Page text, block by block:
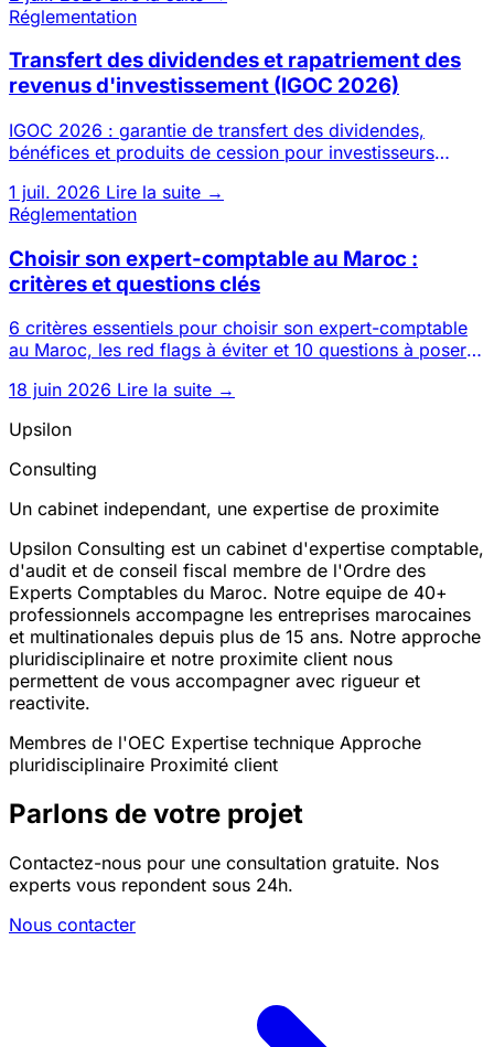
Réglementation
Transfert des dividendes et rapatriement des
revenus d'investissement (IGOC 2026)
IGOC 2026 : garantie de transfert des dividendes,
bénéfices et produits de cession pour investisseurs
1 juil. 2026 Lire la suite →
Réglementation
Choisir son expert-comptable au Maroc :
critères et questions clés
6 critères essentiels pour choisir son expert-comptable
au Maroc, les red flags à éviter et 10 questions à poser
18 juin 2026 Lire la suite →
Upsilon
Consulting
Un cabinet independant, une expertise de proximite
Upsilon Consulting est un cabinet d'expertise comptable,
d'audit et de conseil fiscal membre de l'Ordre des
Experts Comptables du Maroc. Notre equipe de 40+
professionnels accompagne les entreprises marocaines
et multinationales depuis plus de 15 ans. Notre approche
pluridisciplinaire et notre proximite client nous
permettent de vous accompagner avec rigueur et
reactivite.
Membres de l'OEC Expertise technique Approche
pluridisciplinaire Proximité client
Parlons de votre projet
Contactez-nous pour une consultation gratuite. Nos
experts vous repondent sous 24h.
Nous contacter